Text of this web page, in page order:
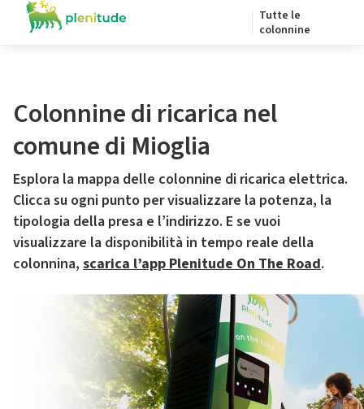
Tutte le
colonnine
Colonnine di ricarica nel
comune di Mioglia
Esplora la mappa delle colonnine di ricarica elettrica.
Clicca su ogni punto per visualizzare la potenza, la
tipologia della presa e l’indirizzo. E se vuoi
visualizzare la disponibilità in tempo reale della
colonnina, scarica l’app Plenitude On The Road.